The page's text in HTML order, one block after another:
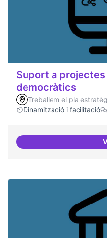
Suport a
democràtics
Treballem el pla
Dinamització i facilitació